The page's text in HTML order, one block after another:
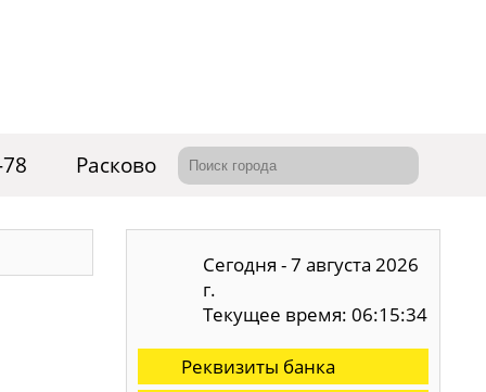
Расково
Сегодня - 7 августа 2026
г.
Текущее время: 06:15:35
Реквизиты банка